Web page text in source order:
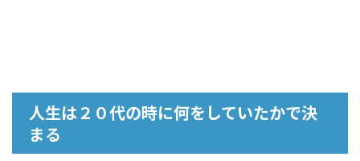
人生は２０代の時に何をしていたかで決
まる